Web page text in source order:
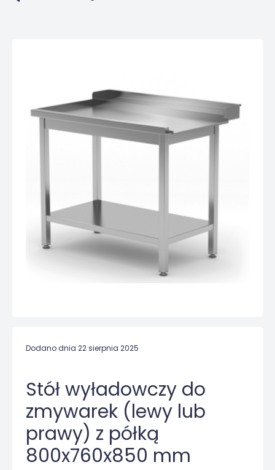
Dodano dnia 22 sierpnia 2025
Stół wyładowczy do
zmywarek (lewy lub
prawy) z półką
800x760x850 mm